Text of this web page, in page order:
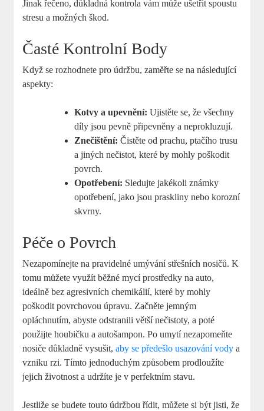
Jinak řečeno, důkladná kontrola vám může ušetřit spoustu
stresu a možných škod.
Časté Kontrolní Body
Když se rozhodnete pro údržbu, zaměřte se na následující
aspekty:
Kotvy a upevnění: Ujistěte se, že všechny
díly jsou pevně připevněny a neprokluzují.
Znečištění: Čistěte od prachu, ptačího trusu
a jiných nečistot, které by mohly poškodit
povrch.
Opotřebení: Sledujte jakékoli známky
opotřebení, jako jsou praskliny nebo korozní
skvrny.
Péče o Povrch
Nezapomínejte na pravidelné umývání střešních nosičů. K
tomu můžete využít běžné mycí prostředky na auto,
ideálně bez agresivních chemikálií, které by mohly
poškodit povrchovou úpravu. Začněte jemným
opláchnutím, abyste odstranili větší nečistoty, a poté
použijte houbičku a autošampon. Po umytí nezapomeňte
nosiče důkladně vysušit,aby se předešlo usazování vody a
vzniku rzi. Tímto jednoduchým způsobem prodloužíte
jejich životnost a udržíte je v perfektním stavu.
Jestliže se budete touto údržbou řídit, můžete si být jisti, že